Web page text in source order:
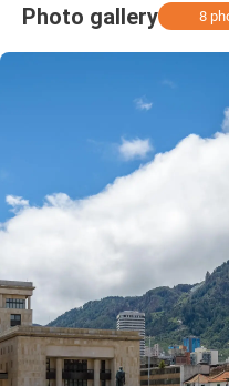
Photo gallery 8